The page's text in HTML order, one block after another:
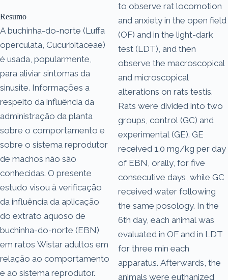
Resumo
A buchinha-do-norte (Luffa
operculata, Cucurbitaceae)
é usada, popularmente,
para aliviar sintomas da
sinusite. Informações a
respeito da influência da
administração da planta
sobre o comportamento e
sobre o sistema reprodutor
de machos não são
conhecidas. O presente
estudo visou à verificação
da influência da aplicação
do extrato aquoso de
buchinha-do-norte (EBN)
em ratos Wistar adultos em
relação ao comportamento
e ao sistema reprodutor.
to observe rat locomotion
and anxiety in the open field
(OF) and in the light-dark
test (LDT), and then
observe the macroscopical
and microscopical
alterations on rats testis.
Rats were divided into two
groups, control (GC) and
experimental (GE). GE
received 1.0 mg/kg per day
of EBN, orally, for five
consecutive days, while GC
received water following
the same posology. In the
6th day, each animal was
evaluated in OF and in LDT
for three min each
apparatus. Afterwards, the
animals were euthanized